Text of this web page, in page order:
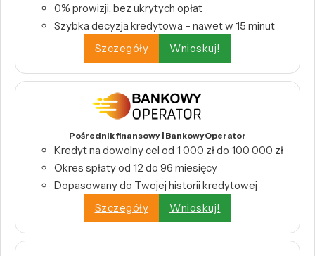
0% prowizji, bez ukrytych opłat
Szybka decyzja kredytowa – nawet w 15 minut
Szczegóły
Wnioskuj!
Pośrednik finansowy | BankowyOperator
Kredyt na dowolny cel od 1 000 zł do 100 000 zł
Okres spłaty od 12 do 96 miesięcy
Dopasowany do Twojej historii kredytowej
Szczegóły
Wnioskuj!